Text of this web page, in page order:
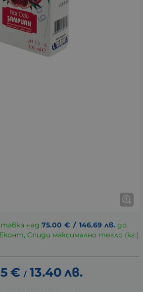
над 75.00 € / 146.69 лв. до
Спиди максимално тегло (кг.)
€ / 13.40 лв.